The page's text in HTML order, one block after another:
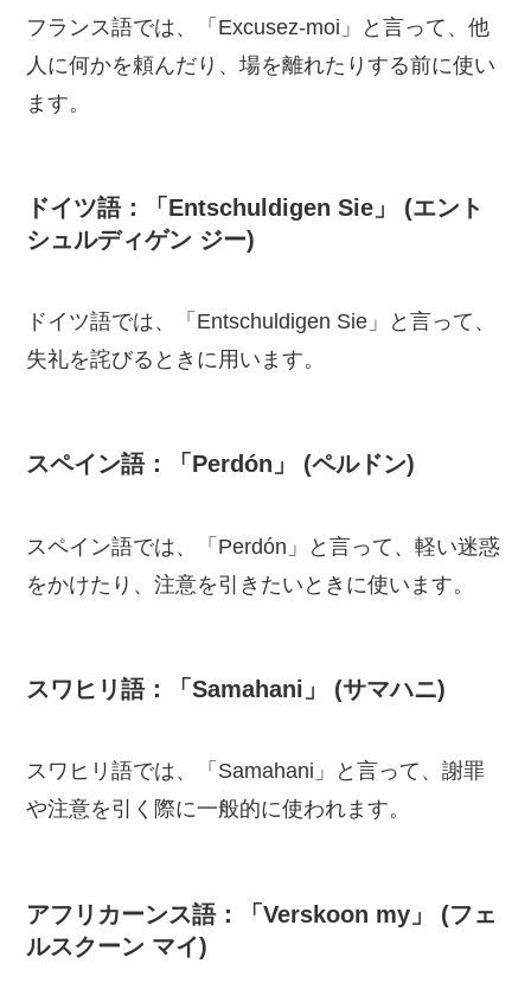
フランス語では、「Excusez-moi」と言って、他
人に何かを頼んだり、場を離れたりする前に使い
ます。
ドイツ語：「Entschuldigen Sie」 (エント
シュルディゲン ジー)
ドイツ語では、「Entschuldigen Sie」と言って、
失礼を詫びるときに用います。
スペイン語：「Perdón」 (ペルドン)
スペイン語では、「Perdón」と言って、軽い迷惑
をかけたり、注意を引きたいときに使います。
スワヒリ語：「Samahani」 (サマハニ)
スワヒリ語では、「Samahani」と言って、謝罪
や注意を引く際に一般的に使われます。
アフリカーンス語：「Verskoon my」 (フェ
ルスクーン マイ)